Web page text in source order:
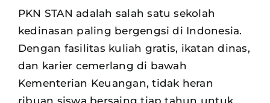
PKN STAN adalah salah satu sekolah
kedinasan paling bergengsi di Indonesia.
Dengan fasilitas kuliah gratis, ikatan dinas,
dan karier cemerlang di bawah
Kementerian Keuangan, tidak heran